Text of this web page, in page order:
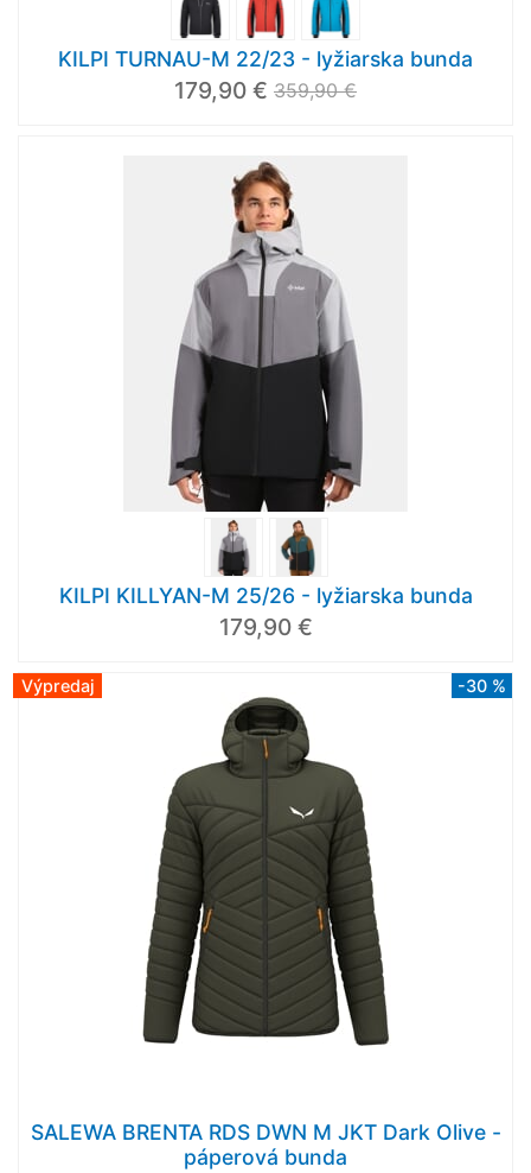
KILPI TURNAU-M 22/23 - lyžiarska bunda
179,90 € 359,90 €
KILPI KILLYAN-M 25/26 - lyžiarska bunda
179,90 €
Výpredaj -30 %
SALEWA BRENTA RDS DWN M JKT Dark Olive -
páperová bunda